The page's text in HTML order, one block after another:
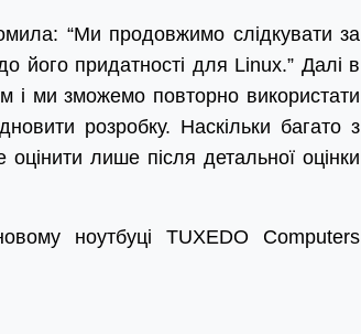
“Ми продовжимо слідкувати за
його придатності для Linux.” Далі в
і ми зможемо повторно використати
розробку. Наскільки багато з
лише після детальної оцінки
ноутбуці TUXEDO Computers